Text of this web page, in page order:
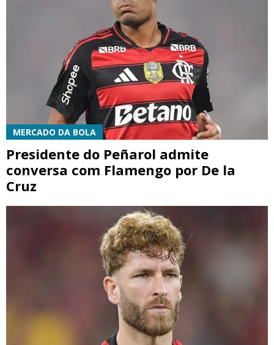
MERCADO DA BOLA
Presidente do Peñarol admite
conversa com Flamengo por De la
Cruz